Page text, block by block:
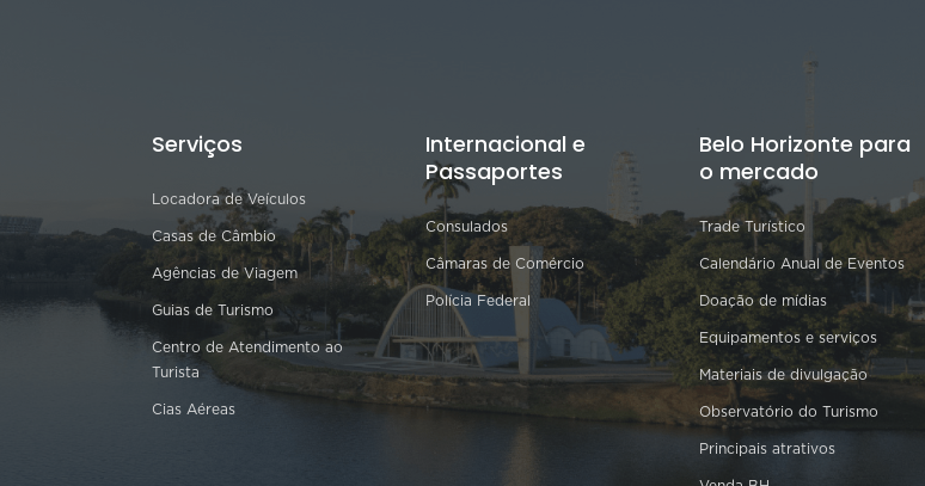
Serviços
Locadora de Veículos
Casas de Câmbio
Agências de Viagem
Guias de Turismo
Centro de Atendimento ao
Turista
Cias Aéreas
Internacional e
Passaportes
Consulados
Câmaras de Comércio
Polícia Federal
Belo Horizonte para
o mercado
Trade Turístico
Calendário Anual de Eventos
Doação de mídias
Equipamentos e serviços
Materiais de divulgação
Observatório do Turismo
Principais atrativos